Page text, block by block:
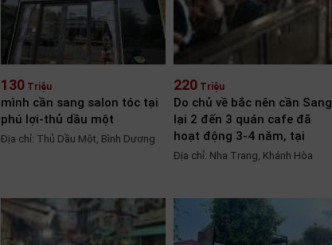
130Triệu
mình cần sang salon tóc tại
phú lợi-thủ dầu một
Địa chỉ: Thủ Dầu Một, Bình Dương
220 Triệu
Do chủ về bắc nên cần Sang
lại 2 đến 3 quán cafe đã
hoạt động 3-4 năm, tại
Địa chỉ: Nha Trang, Khánh Hòa